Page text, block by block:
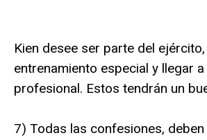
Kien desee ser parte del
entrenamiento especial y llegar
profesional. Estos tendrán un
7) Todas las confesiones,